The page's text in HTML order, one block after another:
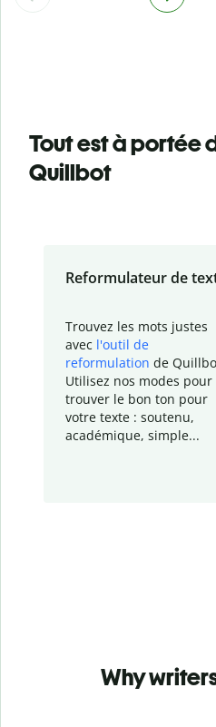
Tout est à portée
Quillbot
Reformulateur de
Trouvez les mots justes
avec l'outil de
reformulation de
Utilisez nos modes pour
trouver le bon ton pour
votre texte : soutenu,
académique, simple...
Why